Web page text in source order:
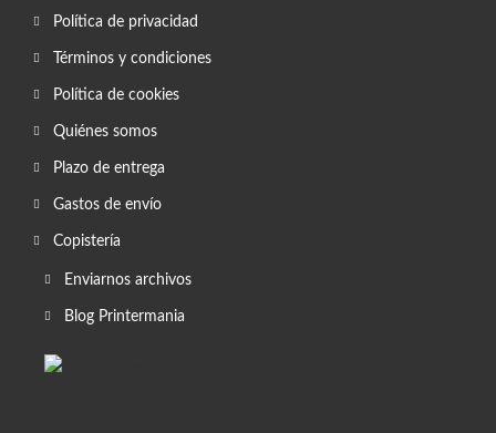
Política de privacidad
Términos y condiciones
Política de cookies
Quiénes somos
Plazo de entrega
Gastos de envío
Copistería
Enviarnos archivos
Blog Printermania